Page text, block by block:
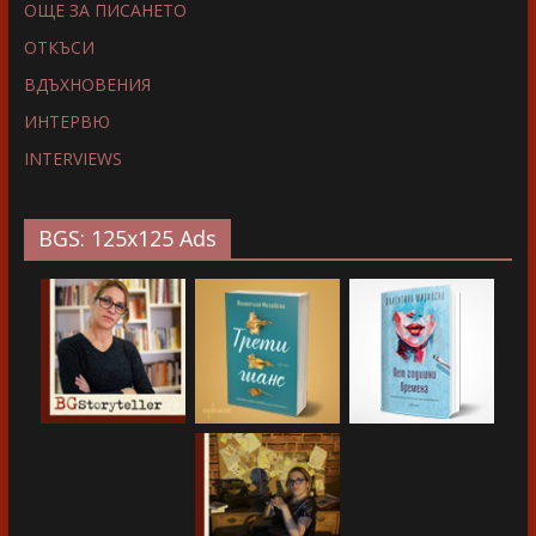
ОЩЕ ЗА ПИСАНЕТО
ОТКЪСИ
ВДЪХНОВЕНИЯ
ИНТЕРВЮ
INTERVIEWS
BGS: 125x125 Ads